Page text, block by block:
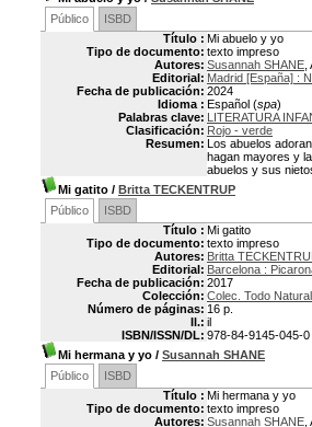
Público
ISBD
Título : Mi abuelo y yo
Tipo de documento: texto impreso
Autores: Susannah SHANE
Editorial: Madrid [España] :
Fecha de publicación: 2024
Idioma : Español (spa)
Palabras clave: LITERATURA
Clasificación: Rojo - verde
Resumen: Los abuelos
hagan mayores y
abuelos y sus
Mi gatito / Britta TECKENTRUP
Público
ISBD
Título : Mi gatito
Tipo de documento: texto impreso
Autores: Britta
Editorial: Barcelona :
Fecha de publicación: 2017
Colección: Colec. Todo
Número de páginas: 16 p.
Il.: il
ISBN/ISSN/DL: 978-84-9145-045-0
Mi hermana y yo / Susannah SHANE
Público
ISBD
Título : Mi hermana y yo
Tipo de documento: texto impreso
Autores: Susannah SHANE